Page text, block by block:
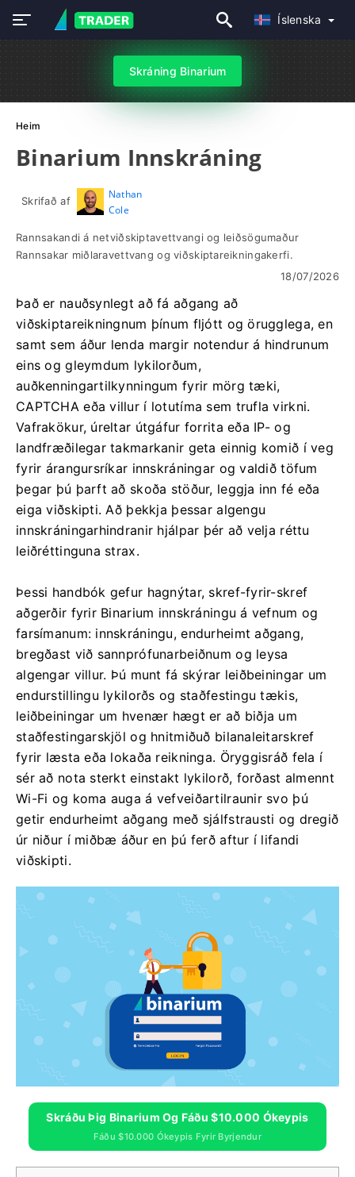
Íslenska
Skráning Binarium
Heim
Binarium Innskráning
Skrifað af
Nathan
Cole
Rannsakandi á netviðskiptavettvangi og leiðsögumaður
Rannsakar miðlaravettvang og viðskiptareikningakerfi.
18/07/2026
Það er nauðsynlegt að fá aðgang að
viðskiptareikningnum þínum fljótt og örugglega, en
samt sem áður lenda margir notendur á hindrunum
eins og gleymdum lykilorðum,
auðkenningartilkynningum fyrir mörg tæki,
CAPTCHA eða villur í lotutíma sem trufla virkni.
Vafrakökur, úreltar útgáfur forrita eða IP- og
landfræðilegar takmarkanir geta einnig komið í veg
fyrir árangursríkar innskráningar og valdið töfum
þegar þú þarft að skoða stöður, leggja inn fé eða
eiga viðskipti. Að þekkja þessar algengu
innskráningarhindranir hjálpar þér að velja réttu
leiðréttinguna strax.
Þessi handbók gefur hagnýtar, skref-fyrir-skref
aðgerðir fyrir Binarium innskráningu á vefnum og
farsímanum: innskráningu, endurheimt aðgang,
bregðast við sannprófunarbeiðnum og leysa
algengar villur. Þú munt fá skýrar leiðbeiningar um
endurstillingu lykilorðs og staðfestingu tækis,
leiðbeiningar um hvenær hægt er að biðja um
staðfestingarskjöl og hnitmiðuð bilanaleitarskref
fyrir læsta eða lokaða reikninga. Öryggisráð fela í
sér að nota sterkt einstakt lykilorð, forðast almennt
Wi-Fi og koma auga á vefveiðartilraunir svo þú
getir endurheimt aðgang með sjálfstrausti og dregið
úr niður í miðbæ áður en þú ferð aftur í lifandi
viðskipti.
Skráðu Þig Binarium Og Fáðu $10.000 Ókeypis
Fáðu $10.000 Ókeypis Fyrir Byrjendur